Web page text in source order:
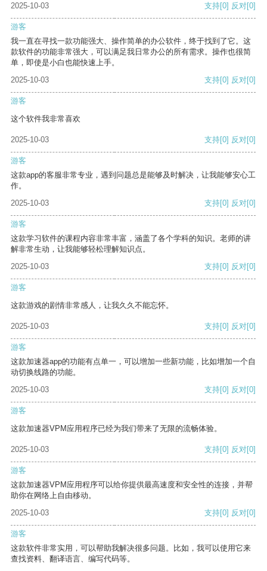
2025-10-03
支持[0] 反对[0]
游客
我一直在寻找一款功能强大、操作简单的办公软件，终于找到了它。这
款软件的功能非常强大，可以满足我日常办公的所有需求。操作也很简
单，即使是小白也能快速上手。
2025-10-03
支持[0] 反对[0]
游客
这个软件我非常喜欢
2025-10-03 支持[0] 反对[0]
游客
这款app的客服非常专业，遇到问题总是能够及时解决，让我能够安心工
作。
2025-10-03
支持[0] 反对[0]
游客
这款学习软件的课程内容非常丰富，涵盖了各个学科的知识。老师的讲
解非常生动，让我能够轻松理解知识点。
2025-10-03
支持[0] 反对[0]
游客
这款游戏的剧情非常感人，让我久久不能忘怀。
2025-10-03 支持[0] 反对[0]
游客
这款加速器app的功能有点单一，可以增加一些新功能，比如增加一个自
动切换线路的功能。
2025-10-03
支持[0] 反对[0]
游客
这款加速器VPM应用程序已经为我们带来了无限的流畅体验。
2025-10-03 支持[0] 反对[0]
游客
这款加速器VPM应用程序可以给你提供最高速度和安全性的连接，并帮
助你在网络上自由移动。
2025-10-03
支持[0] 反对[0]
游客
这款软件非常实用，可以帮助我解决很多问题。比如，我可以使用它来
查找资料、翻译语言、编写代码等。